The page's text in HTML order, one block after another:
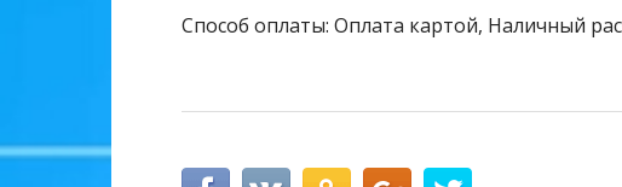
Способ оплаты: Оплата картой, Наличный